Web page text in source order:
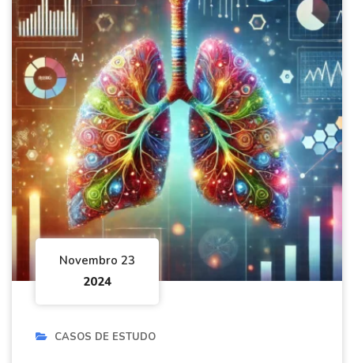
Novembro 23
2024
CASOS DE ESTUDO